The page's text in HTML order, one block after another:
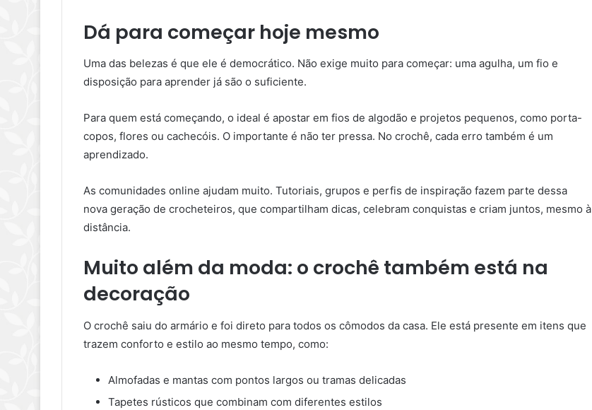
Dá para começar hoje mesmo
Uma das belezas é que ele é democrático. Não exige muito para começar: uma agulha, um fio e
disposição para aprender já são o suficiente.
Para quem está começando, o ideal é apostar em fios de algodão e projetos pequenos, como porta-
copos, flores ou cachecóis. O importante é não ter pressa. No crochê, cada erro também é um
aprendizado.
As comunidades online ajudam muito. Tutoriais, grupos e perfis de inspiração fazem parte dessa
nova geração de crocheteiros, que compartilham dicas, celebram conquistas e criam juntos, mesmo à
distância.
Muito além da moda: o crochê também está na
decoração
O crochê saiu do armário e foi direto para todos os cômodos da casa. Ele está presente em itens que
trazem conforto e estilo ao mesmo tempo, como:
Almofadas e mantas com pontos largos ou tramas delicadas
Tapetes rústicos que combinam com diferentes estilos